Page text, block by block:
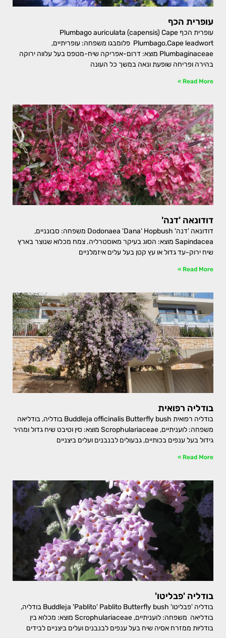
עופרית הכף
עופרית הכף Plumbago auriculata (capensis) Cape
Plumbago,Cape leadwort פלומבגו משפחה: עופריתיים,
Plumbaginaceae מוצא: דרום-אפריקה שיח-מטפס בעל עלווה ירוקה
בהירה ופריחה שופעת ונאה במשך כל העונה
Read More »
דודונאה 'דנה'
דודונאה 'דנה' Dodonaea 'Dana' Hopbush משפחה: סבונניים,
Sapindacea מוצא: הסוג בעיקר מאוסטרליה. צמח מכלוא שנוצר בארץ
שיח ירוק-עד גדול או עץ קטן בעל עלים איזמלניים
Read More »
בודליה רפואית
בודליה רפואית Buddleja officinalis Butterfly bush בודליה, בודליאה
משפחה: לועניתיים, Scrophulariaceae מוצא: סין וטיבט שיח גדול ומהיר
גידול בעל ענפים בכותיים, גבעולים לבנבנים ועלים ביצניים
Read More »
בודליה 'פבליטו'
בודליה 'פבליטו' Buddleja 'Pablito' Pablito Butterfly bush בודליה,
בודליאה משפחה: לועניתיים, Scrophulariaceae מוצא: מכלוא בין
בודליות ממזרח אסיה שיח בעל ענפים לבנבנים ועלים ביצניים לבידים